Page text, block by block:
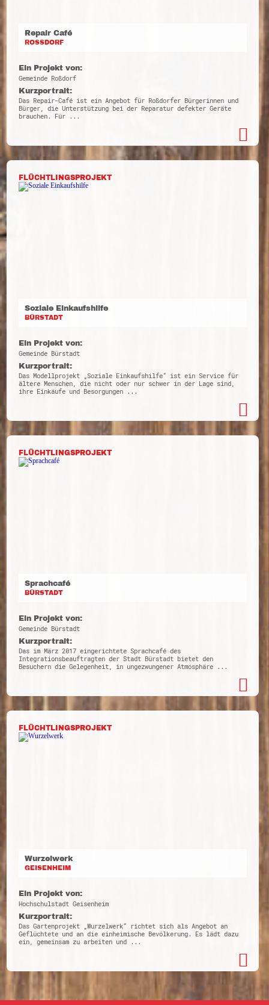
Repair Café
ROSSDORF
Ein Projekt von:
Gemeinde Roßdorf
Kurzportrait:
Das Repair-Café ist ein Angebot für Roßdorfer Bürgerinnen und
Bürger, die Unterstützung bei der Reparatur defekter Geräte
brauchen. Für ...
FLÜCHTLINGSPROJEKT
Soziale Einkaufshilfe
BÜRSTADT
Ein Projekt von:
Gemeinde Bürstadt
Kurzportrait:
Das Modellprojekt „Soziale Einkaufshilfe“ ist ein Service für
ältere Menschen, die nicht oder nur schwer in der Lage sind,
ihre Einkäufe und Besorgungen ...
FLÜCHTLINGSPROJEKT
Sprachcafé
BÜRSTADT
Ein Projekt von:
Gemeinde Bürstadt
Kurzportrait:
Das im März 2017 eingerichtete Sprachcafé des
Integrationsbeauftragten der Stadt Bürstadt bietet den
Besuchern die Gelegenheit, in ungezwungener Atmosphäre ...
FLÜCHTLINGSPROJEKT
Wurzelwerk
GEISENHEIM
Ein Projekt von:
Hochschulstadt Geisenheim
Kurzportrait:
Das Gartenprojekt „Wurzelwerk“ richtet sich als Angebot an
Geflüchtete und an die einheimische Bevölkerung. Es lädt dazu
ein, gemeinsam zu arbeiten und ...